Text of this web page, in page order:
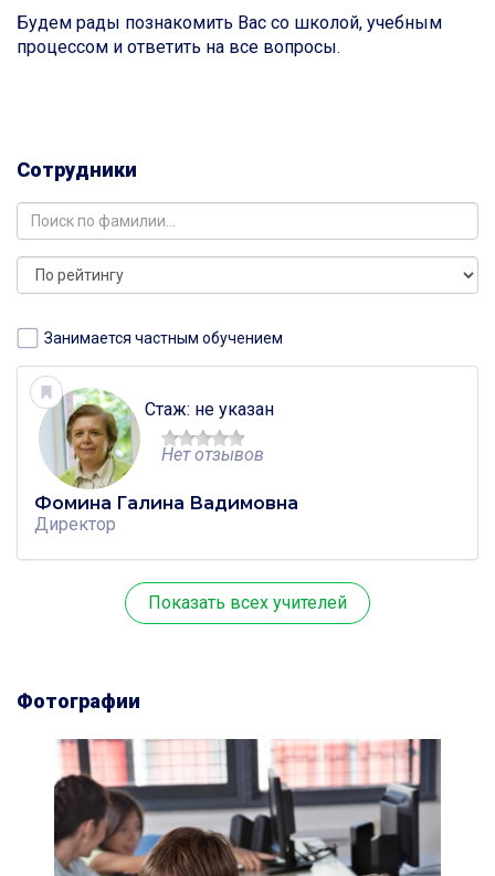
Будем рады познакомить Вас со школой, учебным
процессом и ответить на все вопросы.
Сотрудники
Занимается частным обучением
Стаж: не указан
Нет отзывов
Фомина Галина Вадимовна
Директор
Показать всех учителей
Фотографии